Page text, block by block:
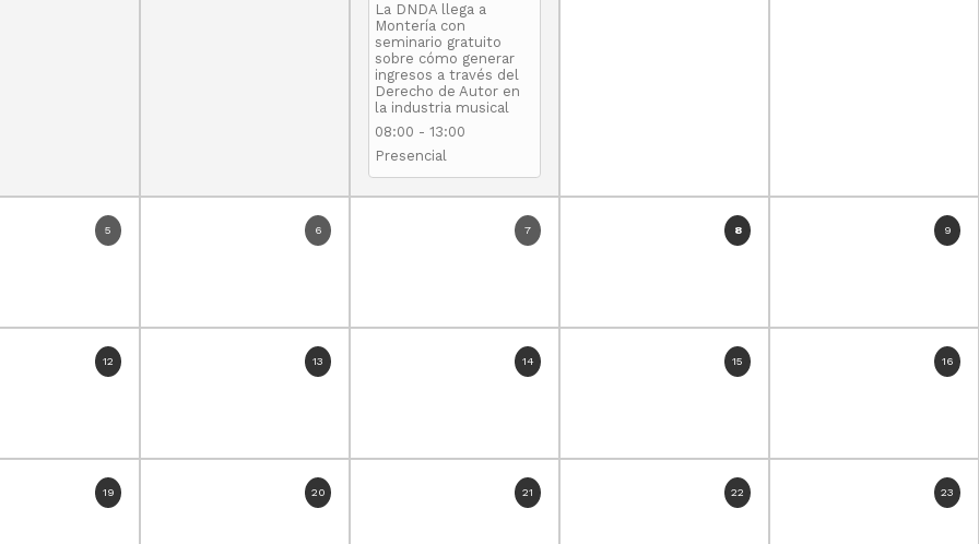
La DNDA llega a
Montería con
seminario gratuito
sobre cómo generar
ingresos a través del
Derecho de Autor en
la industria musical
08:00 - 13:00
Presencial
5 6 7 8 9
12 13 14 15 16
19 20 21 22 23